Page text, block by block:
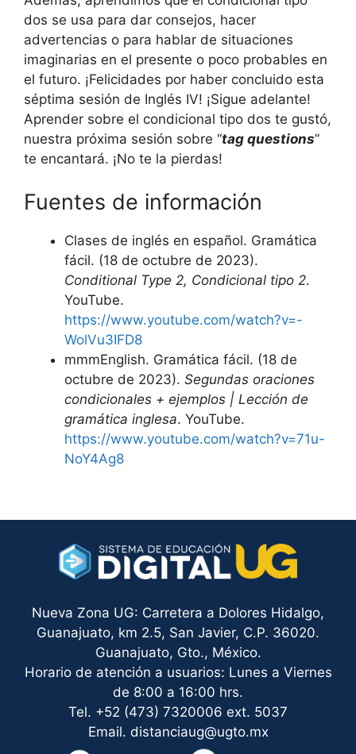
dos se usa para dar consejos, hacer
advertencias o para hablar de situaciones
imaginarias en el presente o poco probables en
el futuro. ¡Felicidades por haber concluido esta
séptima sesión de Inglés IV! ¡Sigue adelante!
Aprender sobre el condicional tipo dos te gustó,
nuestra próxima sesión sobre “tag questions”
te encantará. ¡No te la pierdas!
Fuentes de información
Clases de inglés en español. Gramática
fácil. (18 de octubre de 2023).
Conditional Type 2, Condicional tipo 2.
YouTube.
https://www.youtube.com/watch?v=-
WolVu3IFD8
mmmEnglish. Gramática fácil. (18 de
octubre de 2023). Segundas oraciones
condicionales + ejemplos | Lección de
gramática inglesa. YouTube.
https://www.youtube.com/watch?v=71u-
NoY4Ag8
Nueva Zona UG: Carretera a Dolores Hidalgo,
Guanajuato, km 2.5, San Javier, C.P. 36020.
Guanajuato, Gto., México.
Horario de atención a usuarios: Lunes a Viernes
de 8:00 a 16:00 hrs.
Tel. +52 (473) 7320006 ext. 5037
Email. distanciaug@ugto.mx